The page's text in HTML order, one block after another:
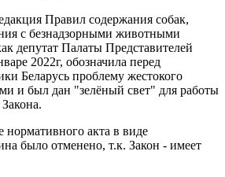
Правил содержания собак,
с безнадзорными животными
депутат Палаты Представителей
2022г, обозначила перед
Беларусь проблему жестокого
и был дан "зелёный свет" для работы
нормативного акта в виде
было отменено, т.к. Закон - имеет